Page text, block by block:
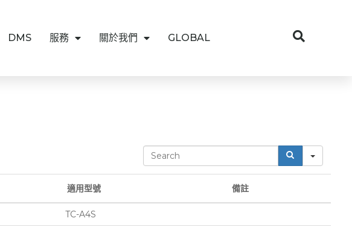
DMS 服務 關於我們 GLOBAL
S
e
a
適用型號 備註
TC-A4S